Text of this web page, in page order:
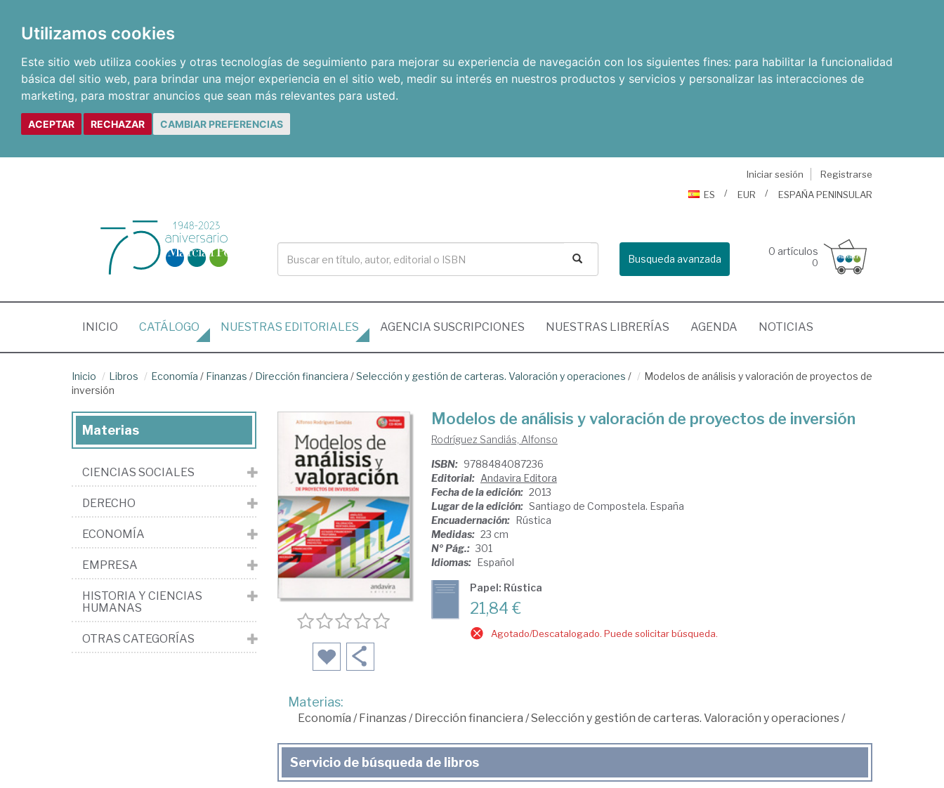
Utilizamos cookies
Este sitio web utiliza cookies y otras tecnologías de seguimiento para mejorar su experiencia de navegación con los siguientes fines: para habilitar la funcionalidad
básica del sitio web, para brindar una mejor experiencia en el sitio web, medir su interés en nuestros productos y servicios y personalizar las interacciones de
marketing, para mostrar anuncios que sean más relevantes para usted.
ACEPTAR RECHAZAR CAMBIAR PREFERENCIAS
Iniciar sesión
Registrarse
ES
EUR ESPAÑA PENINSULAR
Busqueda avanzada
0 artículos
0
INICIO (CURRENT)
CATÁLOGO NUESTRAS EDITORIALES AGENCIA SUSCRIPCIONES NUESTRAS LIBRERÍAS AGENDA NOTICIAS
Inicio Libros Economía / Finanzas / Dirección financiera /Selección y gestión de carteras. Valoración y operaciones /
Modelos de análisis y valoración de proyectos de
inversión
Modelos de análisis y valoración de proyectos de inversión
Rodríguez Sandiás, Alfonso
ISBN: 9788484087236
Editorial: Andavira Editora
Fecha de la edición: 2013
Lugar de la edición: Santiago de Compostela. España
Encuadernación: Rústica
Medidas: 23 cm
Nº Pág.: 301
Idiomas: Español
Papel: Rústica
21,84 €
Agotado/Descatalogado. Puede solicitar búsqueda.
Materias:
Economía /Finanzas/Dirección financiera /Selección y gestión de carteras. Valoración y operaciones/
Servicio de búsqueda de libros
Materias
CIENCIAS SOCIALES
DERECHO
ECONOMÍA
EMPRESA
HISTORIA Y CIENCIAS
HUMANAS
OTRAS CATEGORÍAS